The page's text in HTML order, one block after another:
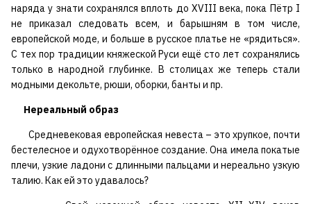
наряда у знати сохранялся вплоть до XVIII века, пока Пётр I
не приказал следовать всем, и барышням в том числе,
европейской моде, и больше в русское платье не «рядиться».
С тех пор традиции княжеской Руси ещё сто лет сохранялись
только в народной глубинке. В столицах же теперь стали
модными декольте, рюши, оборки, банты и пр.
Нереальный образ
Средневековая европейская невеста – это хрупкое, почти
бестелесное и одухотворённое создание. Она имела покатые
плечи, узкие ладони с длинными пальцами и нереально узкую
талию. Как ей это удавалось?